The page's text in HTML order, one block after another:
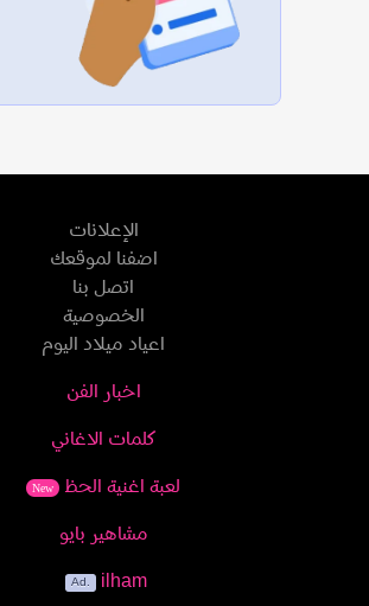
الإعلانات
اضفنا لموقعك
اتصل بنا
الخصوصية
اعياد ميلاد اليوم
اخبار الفن
كلمات الاغاني
لعبة اغنية الحظ New
مشاهير بايو
ilham